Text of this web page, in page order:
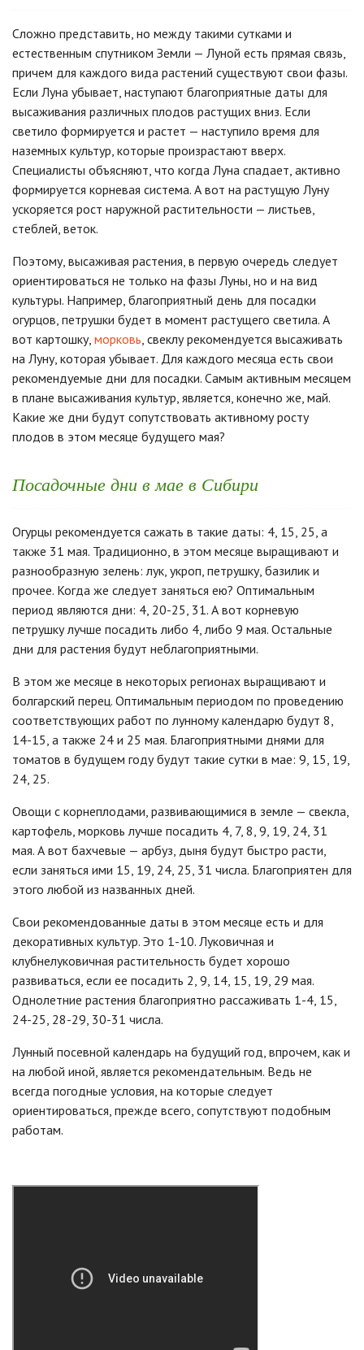
Сложно представить, но между такими сутками и
естественным спутником Земли — Луной есть прямая связь,
причем для каждого вида растений существуют свои фазы.
Если Луна убывает, наступают благоприятные даты для
высаживания различных плодов растущих вниз. Если
светило формируется и растет — наступило время для
наземных культур, которые произрастают вверх.
Специалисты объясняют, что когда Луна спадает, активно
формируется корневая система. А вот на растущую Луну
ускоряется рост наружной растительности — листьев,
стеблей, веток.
Поэтому, высаживая растения, в первую очередь следует
ориентироваться не только на фазы Луны, но и на вид
культуры. Например, благоприятный день для посадки
огурцов, петрушки будет в момент растущего светила. А
вот картошку, морковь , свеклу рекомендуется высаживать
на Луну, которая убывает. Для каждого месяца есть свои
рекомендуемые дни для посадки. Самым активным месяцем
в плане высаживания культур, является, конечно же, май.
Какие же дни будут сопутствовать активному росту
плодов в этом месяце будущего мая?
Посадочные дни в мае в Сибири
Огурцы рекомендуется сажать в такие даты: 4, 15, 25, а
также 31 мая. Традиционно, в этом месяце выращивают и
разнообразную зелень: лук, укроп, петрушку, базилик и
прочее. Когда же следует заняться ею? Оптимальным
период являются дни: 4, 20-25, 31. А вот корневую
петрушку лучше посадить либо 4, либо 9 мая. Остальные
дни для растения будут неблагоприятными.
В этом же месяце в некоторых регионах выращивают и
болгарский перец. Оптимальным периодом по проведению
соответствующих работ по лунному календарю будут 8,
14-15, а также 24 и 25 мая. Благоприятными днями для
томатов в будущем году будут такие сутки в мае: 9, 15, 19,
24, 25.
Овощи с корнеплодами, развивающимися в земле — свекла,
картофель, морковь лучше посадить 4, 7, 8, 9, 19, 24, 31
мая. А вот бахчевые — арбуз, дыня будут быстро расти,
если заняться ими 15, 19, 24, 25, 31 числа. Благоприятен для
этого любой из названных дней.
Свои рекомендованные даты в этом месяце есть и для
декоративных культур. Это 1-10. Луковичная и
клубнелуковичная растительность будет хорошо
развиваться, если ее посадить 2, 9, 14, 15, 19, 29 мая.
Однолетние растения благоприятно рассаживать 1-4, 15,
24-25, 28-29, 30-31 числа.
Лунный посевной календарь на будущий год, впрочем, как и
на любой иной, является рекомендательным. Ведь не
всегда погодные условия, на которые следует
ориентироваться, прежде всего, сопутствуют подобным
работам.